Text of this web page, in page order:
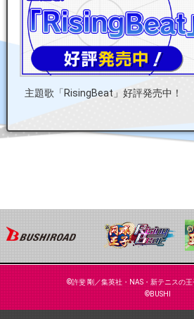
主題歌「RisingBeat」好評発売中！
©許斐 剛／集英社・NAS・新テニスの王
©BUSHI